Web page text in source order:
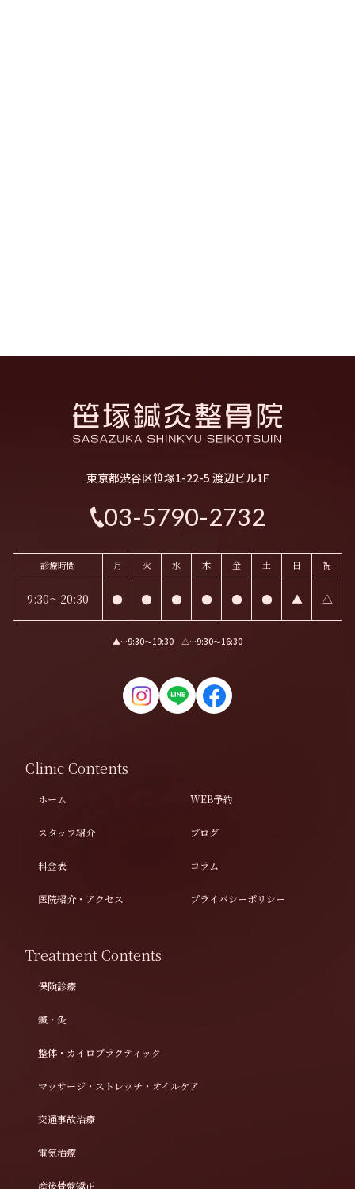
東京都渋谷区笹塚1-22-5 渡辺ビル1F
03-5790-2732
診療時間 月 火 水 木 金 土 日 祝
9:30～20:30 ● ● ● ● ● ● ▲ △
▲…9:30〜19:30 △…9:30〜16:30
Clinic Contents
ホーム
スタッフ紹介
料金表
医院紹介・アクセス
WEB予約
ブログ
コラム
プライバシーポリシー
Treatment Contents
保険診療
鍼・灸
整体・カイロプラクティック
マッサージ・ストレッチ・オイルケア
交通事故治療
電気治療
産後骨盤矯正